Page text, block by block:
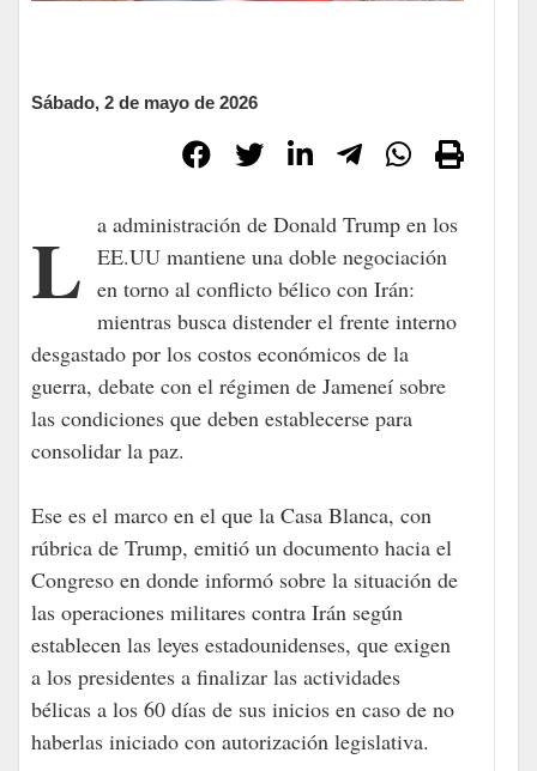
Sábado, 2 de mayo de 2026
La administración de Donald Trump en los EE.UU mantiene una doble negociación
en torno al conflicto bélico con Irán:
mientras busca distender el frente interno
desgastado por los costos económicos de la
guerra, debate con el régimen de Jameneí sobre
las condiciones que deben establecerse para
consolidar la paz.
Ese es el marco en el que la Casa Blanca, con
rúbrica de Trump, emitió un documento hacia el
Congreso en donde informó sobre la situación de
las operaciones militares contra Irán según
establecen las leyes estadounidenses, que exigen
a los presidentes a finalizar las actividades
bélicas a los 60 días de sus inicios en caso de no
haberlas iniciado con autorización legislativa.